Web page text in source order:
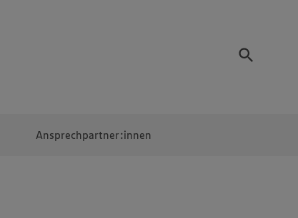
Ansprechpartner:innen